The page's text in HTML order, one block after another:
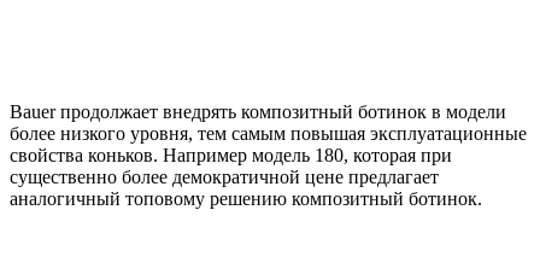
Bauer продолжает внедрять композитный ботинок в модели
более низкого уровня, тем самым повышая эксплуатационные
свойства коньков. Например модель 180, которая при
существенно более демократичной цене предлагает
аналогичный топовому решению композитный ботинок.